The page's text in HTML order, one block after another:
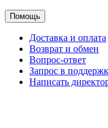
Помощь
Доставка и оплата
Возврат и обмен
Вопрос-ответ
Запрос в
Написать